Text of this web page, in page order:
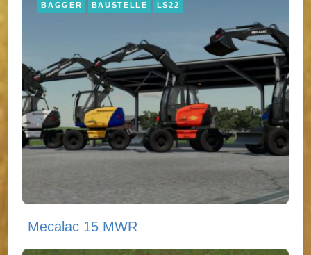
BAGGER BAUSTELLE LS22
Mecalac 15 MWR